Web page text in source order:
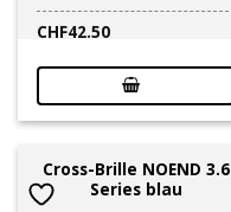
CHF42.50
Cross-Brille NOEND 3.6
Series blau